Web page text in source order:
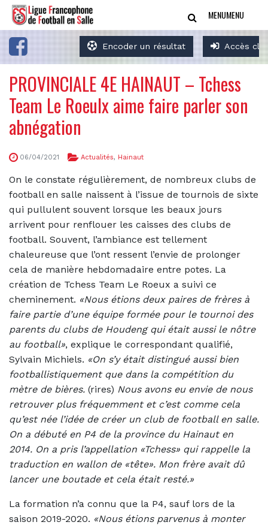
Encoder un résultat Accès
MENUMENU
PROVINCIALE 4E HAINAUT – Tchess
Team Le Roeulx aime faire parler son
abnégation
06/04/2021 Actualités, Hainaut
On le constate régulièrement, de nombreux clubs de
football en salle naissent à l’issue de tournois de sixte
qui pullulent souvent lorsque les beaux jours
arrivent pour renflouer les caisses des clubs de
football. Souvent, l’ambiance est tellement
chaleureuse que l’ont ressent l’envie de prolonger
cela de manière hebdomadaire entre potes. La
création de Tchess Team Le Roeux a suivi ce
cheminement. «Nous étions deux paires de frères à
faire partie d’une équipe formée pour le tournoi des
parents du clubs de Houdeng qui était aussi le nôtre
au football», explique le correspondant qualifié,
Sylvain Michiels. «On s’y était distingué aussi bien
footballistiquement que dans la compétition du
mètre de bières. (rires) Nous avons eu envie de nous
retrouver plus fréquemment et c’est comme cela
qu’est née l’idée de créer un club de football en salle.
On a débuté en P4 de la province du Hainaut en
2014. On a pris l’appellation «Tchess» qui rappelle la
traduction en wallon de «tête». Mon frère avait dû
lancer une boutade et cela était resté.»
La formation n’a connu que la P4, sauf lors de la
saison 2019-2020. «Nous étions parvenus à monter